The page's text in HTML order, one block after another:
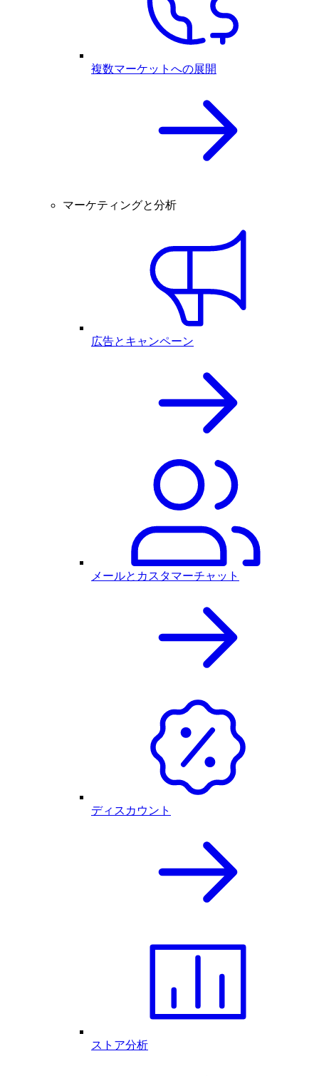
複数マーケットへの展開
マーケティングと分析
広告とキャンペーン
メールとカスタマーチャット
ディスカウント
ストア分析